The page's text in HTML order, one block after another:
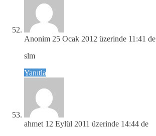
Anonim 25 Ocak 2012 üzerinde 11:41 de
slm
Yanıtla
ahmet 12 Eylül 2011 üzerinde 14:44 de